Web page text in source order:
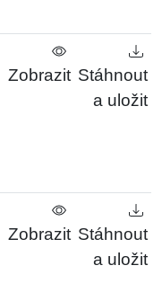
Zobrazit Stáhnout
a uložit
Zobrazit Stáhnout
a uložit